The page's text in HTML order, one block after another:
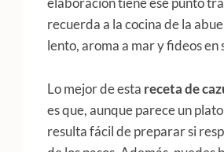
recuerda a la cocina de la
lento, aroma a mar y fideos en
Lo mejor de esta receta de
es que, aunque parece un
resulta fácil de preparar si